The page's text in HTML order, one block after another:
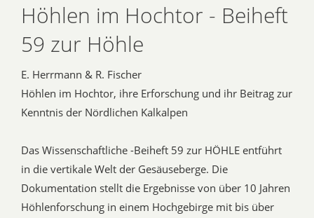
Höhlen im Hochtor - Beiheft
59 zur Höhle
E. Herrmann & R. Fischer
Höhlen im Hochtor, ihre Erforschung und ihr Beitrag zur
Kenntnis der Nördlichen Kalkalpen
Das Wissenschaftliche -Beiheft 59 zur HÖHLE entführt
in die vertikale Welt der Gesäuseberge. Die
Dokumentation stellt die Ergebnisse von über 10 Jahren
Höhlenforschung in einem Hochgebirge mit bis über